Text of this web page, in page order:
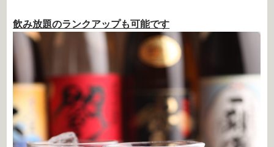
飲み放題のランクアップも可能です